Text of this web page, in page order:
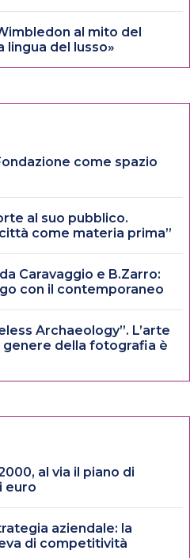
al mito del
lingua del lusso»
come spazio
al suo pubblico.
come materia prima”
Caravaggio e B.Zarro:
con il contemporaneo
Archaeology”. L’arte
della fotografia è
al via il piano di
euro
aziendale: la
di competitività